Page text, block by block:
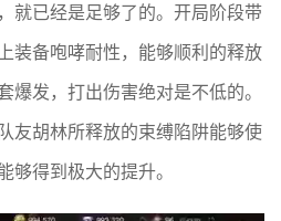
就已经是足够了的。开局阶段带
装备咆哮耐性，能够顺利的释放
爆发，打出伤害绝对是不低的。
友胡林所释放的束缚陷阱能够使
够得到极大的提升。